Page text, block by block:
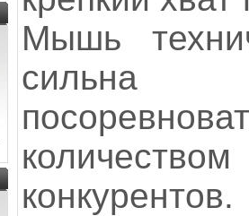
Мышь
сильна
конкурентов.